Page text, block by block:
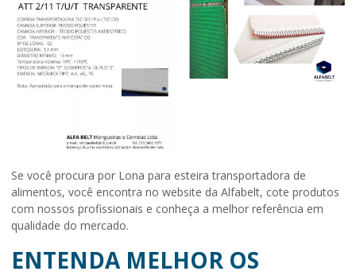
Se você procura por Lona para esteira transportadora de
alimentos, você encontra no website da Alfabelt, cote produtos
com nossos profissionais e conheça a melhor referência em
qualidade do mercado.
ENTENDA MELHOR OS